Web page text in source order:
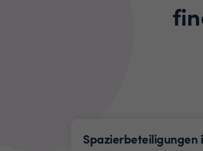
Spazierbeteiligungen